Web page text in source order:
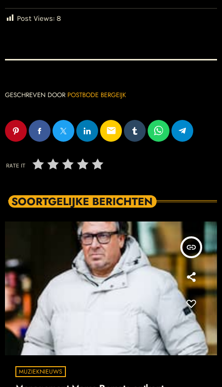
Post Views: 8
GESCHREVEN DOOR POSTBODE BERGEIJK
email
RATE IT
SOORTGELIJKE BERICHTEN
insert_link
MUZIEKNIEUWS